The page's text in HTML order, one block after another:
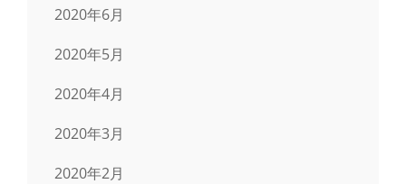
2020年6月
2020年5月
2020年4月
2020年3月
2020年2月